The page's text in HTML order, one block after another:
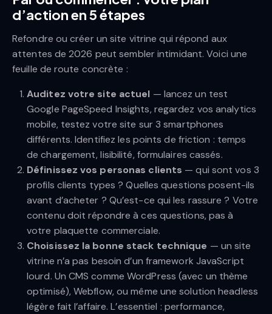
d’action en 5 étapes
Refondre ou créer un site vitrine qui répond aux
attentes de 2026 peut sembler intimidant. Voici une
feuille de route concrète :
Auditez votre site actuel — lancez un test
Google PageSpeed Insights, regardez vos analytics
mobile, testez votre site sur 3 smartphones
différents. Identifiez les points de friction : temps
de chargement, lisibilité, formulaires cassés.
Définissez vos personas clients — qui sont vos 3
profils clients types ? Quelles questions posent-ils
avant d’acheter ? Qu’est-ce qui les rassure ? Votre
contenu doit répondre à ces questions, pas à
votre plaquette commerciale.
Choisissez la bonne stack technique — un site
vitrine n’a pas besoin d’un framework JavaScript
lourd. Un CMS comme WordPress (avec un thème
optimisé), Webflow, ou même une solution headless
légère fait l’affaire. L’essentiel : performance,